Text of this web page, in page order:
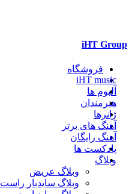
iHT Group
فروشگاه
iHT music
آلبوم ها
هنرمندان
ژانرها
آهنگ های برتر
آهنگ رایگان
پادکست ها
وبلاگ
وبلاگ عریض
وبلاگ سایدبار راست